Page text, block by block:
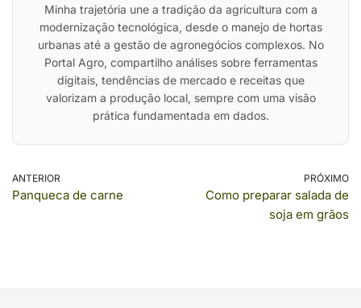
Minha trajetória une a tradição da agricultura com a
modernização tecnológica, desde o manejo de hortas
urbanas até a gestão de agronegócios complexos. No
Portal Agro, compartilho análises sobre ferramentas
digitais, tendências de mercado e receitas que
valorizam a produção local, sempre com uma visão
prática fundamentada em dados.
ANTERIOR
Panqueca de carne
PRÓXIMO
Como preparar salada de
soja em grãos